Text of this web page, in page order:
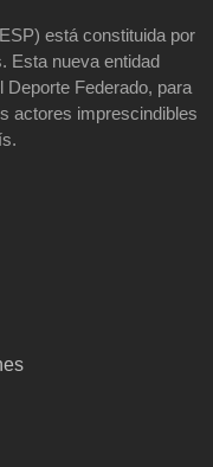
está constituida por
Esta nueva entidad
Deporte Federado, para
actores imprescindibles